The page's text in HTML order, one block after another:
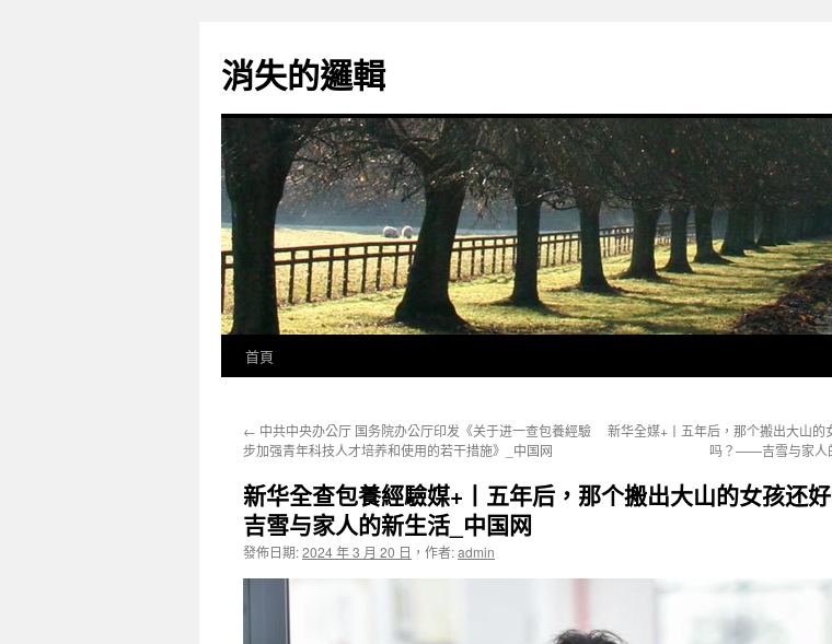
主
要
消失的邏輯
首頁
← 中共中央办公厅 国务院办公厅印发《关于进一查包養經驗
步加强青年科技人才培养和使用的若干措施》_中国网
新华全媒+丨五年后，那个搬出大山的
吗？——吉雪与家人
新华全查包養經驗媒+丨五年后，那个搬出大山的女孩
吉雪与家人的新生活_中国网
發佈日期:2024 年 3 月 20 日 ， 作者:admin